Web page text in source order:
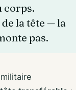
corps.
la tête — la
pas.